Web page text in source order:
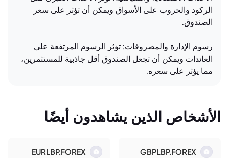
الركود والحروب على الأسواق ويمكن أن تؤثر على سعر
الصندوق.
رسوم الإدارة والمصروفات: تؤثر الرسوم المرتفعة على
العائدات ويمكن أن تجعل الصندوق أقل جاذبية للمستثمرين،
مما يؤثر على سعره.
الأشخاص الذين يشاهدون أيضًا
GBPLBP.FOREX
EURLBP.FOREX